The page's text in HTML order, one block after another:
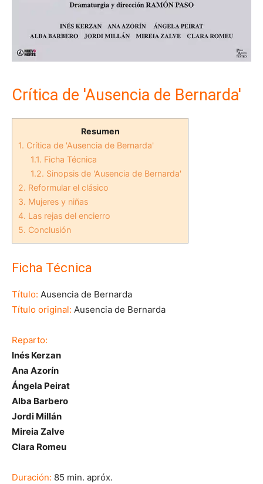
Crítica de 'Ausencia de Bernarda'
Resumen
1. Crítica de 'Ausencia de Bernarda'
1.1. Ficha Técnica
1.2. Sinopsis de 'Ausencia de Bernarda'
2. Reformular el clásico
3. Mujeres y niñas
4. Las rejas del encierro
5. Conclusión
Ficha Técnica
Título: Ausencia de Bernarda
Título original: Ausencia de Bernarda
Reparto:
Inés Kerzan
Ana Azorín
Ángela Peirat
Alba Barbero
Jordi Millán
Mireia Zalve
Clara Romeu
Duración: 85 min. apróx.